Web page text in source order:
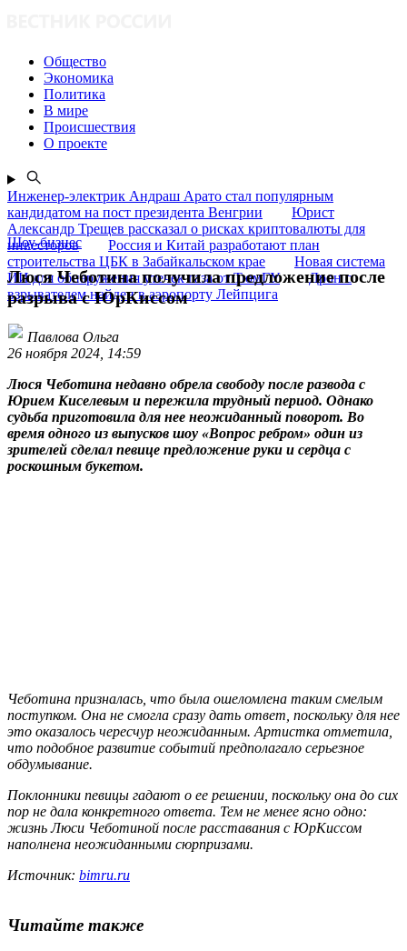
Общество
Экономика
Политика
В мире
Происшествия
О проекте
Инженер-электрик Андраш Арато стал популярным
кандидатом на пост президента Венгрии
Юрист
Александр Трещев рассказал о рисках криптовалюты для
инвесторов
Россия и Китай разработают план
строительства ЦБК в Забайкальском крае
Новая система
ИИ для обнаружения утечек газа от ТюмГУ
Дрон с
взрывателем найден в аэропорту Лейпцига
Шоу-бизнес
Люся Чеботина получила предложение после
разрыва с ЮрКиссом
Павлова Ольга
26 ноября 2024, 14:59
Люся Чеботина недавно обрела свободу после развода с
Юрием Киселевым и пережила трудный период. Однако
судьба приготовила для нее неожиданный поворот. Во
время одного из выпусков шоу «Вопрос ребром» один из
зрителей сделал певице предложение руки и сердца с
роскошным букетом.
Чеботина призналась, что была ошеломлена таким смелым
поступком. Она не смогла сразу дать ответ, поскольку для нее
это оказалось чересчур неожиданным. Артистка отметила,
что подобное развитие событий предполагало серьезное
обдумывание.
Поклонники певицы гадают о ее решении, поскольку она до сих
пор не дала конкретного ответа. Тем не менее ясно одно:
жизнь Люси Чеботиной после расставания с ЮрКиссом
наполнена неожиданными сюрпризами.
Источник: bimru.ru
Читайте также